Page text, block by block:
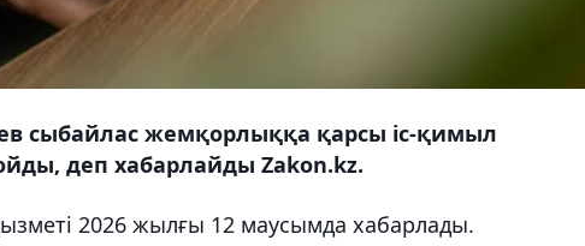
сыбайлас жемқорлыққа қарсы іс-қимыл
деп хабарлайды Zakon.kz.
2026 жылғы 12 маусымда хабарлады.